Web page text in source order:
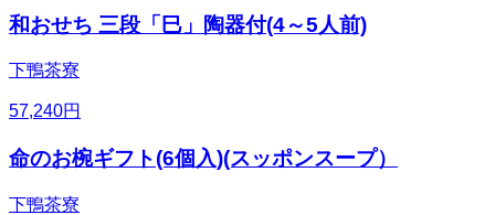
和おせち 三段「巳」陶器付(4～5人前)
下鴨茶寮
57,240円
命のお椀ギフト(6個入)(スッポンスープ）
下鴨茶寮